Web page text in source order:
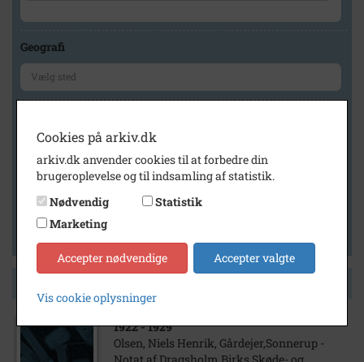
Geografi
Vis kun med billeder
Vis kun med filmklip
Vis kun med kilder
1922- 1929
Olsen, Niels Henrik, Gårdejer,Sonnerup -
Cookies på arkiv.dk
arkiv.dk anvender cookies til at forbedre din
brugeroplevelse og til indsamling af statistik.
Nødvendig
Statistik
Marketing
Accepter nødvendige Accepter valgte
Vis cookie oplysninger